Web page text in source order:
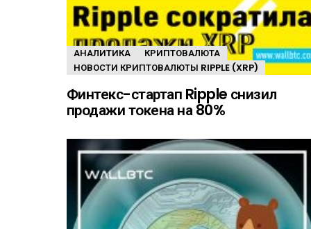
АНАЛИТИКА
КРИПТОВАЛЮТА
НОВОСТИ КРИПТОВАЛЮТЫ RIPPLE (XRP)
Финтекс-стартап Ripple снизил
продажи токена на 80%